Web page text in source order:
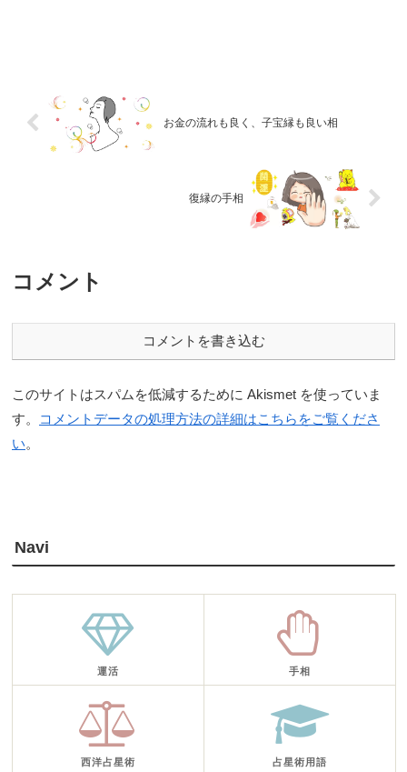
お金の流れも良く、子宝縁も良い相
復縁の手相
コメント
コメントを書き込む
このサイトはスパムを低減するために Akismet を使っていま
す。
コメントデータの処理方法の詳細はこちらをご覧くださ
い。
Navi
運活 手相
西洋占星術 占星術用語